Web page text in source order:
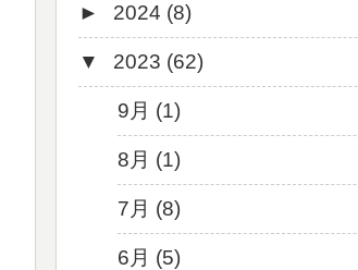
12月 (1)
6月 (1)
► 2024 (8)
8月 (1)
7月 (1)
5月 (2)
4月 (3)
3月 (1)
▼ 2023 (62)
9月 (1)
8月 (1)
7月 (8)
6月 (5)